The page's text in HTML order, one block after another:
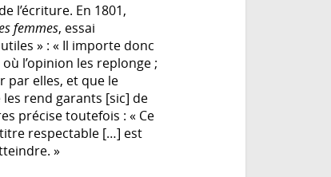
l’écriture. En 1801,
femmes, essai
» : « Il importe donc
l’opinion les replonge ;
par elles, et que le
les rend garants [sic] de
précise toutefois : « Ce
respectable […] est
»